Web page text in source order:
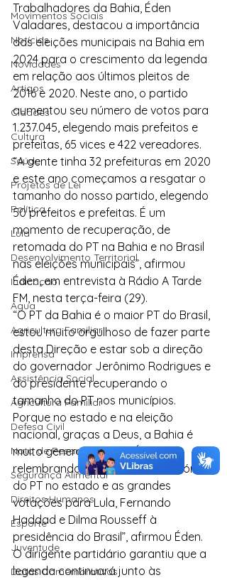
Movimentos Sociais
Notícias
Novidades
Artigos
Cidades
Cultura
Saúde
Projetos de Lei
Política
Lula
Desenvolvimento Territorial
Indicação
Água
Agricultura Familiar
Imprensa
Assistência Social
Agricultura Familiar
Defesa Civil
Nota de Pesar
Segurança Alimentar
Direitos Humanos
Esporte
Juventude
Datas Comemorativas
Trabalhadores da Bahia, Éden
Valadares, destacou a importância
das eleições municipais na Bahia em
2024 para o crescimento da legenda
em relação aos últimos pleitos de
2016 e 2020. Neste ano, o partido
aumentou seu número de votos para
1.237.045, elegendo mais prefeitos e
prefeitas, 65 vices e 422 vereadores.
“A gente tinha 32 prefeituras em 2020
e este ano começamos a resgatar o
tamanho do nosso partido, elegendo
50 prefeitos e prefeitas. É um
momento de recuperação, de
retomada do PT na Bahia e no Brasil
nas eleições municipais”, afirmou
Éden, em entrevista à Rádio A Tarde
FM, nesta terça-feira (29).
“O PT da Bahia é o maior PT do Brasil,
estou muito orgulhoso de fazer parte
desta Direção e estar sob a direção
do governador Jerônimo Rodrigues e
do presidente recuperando o
tamanho do PT nos municípios.
Porque no estado e na eleição
nacional, graças a Deus, a Bahia é
muito generosa”, disse Éden,
relembrando as últimas cinco vitórias
do PT no estado e as grandes
votações para Lula, Fernando
Haddad e Dilma Rousseff à
presidência do Brasil”, afirmou Éden.
O dirigente partidário garantiu que a
legenda continuará junto às